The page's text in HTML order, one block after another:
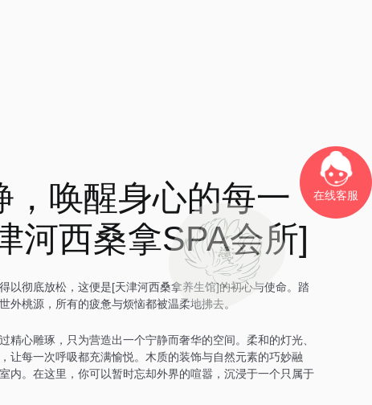
在线客服
，唤醒身心的每一
西桑拿SPA会所]
以彻底放松，这便是[天津河西桑拿养生馆]的初心与使命。踏
外桃源，所有的疲惫与烦恼都被温柔地拂去。
精心雕琢，只为营造出一个宁静而奢华的空间。柔和的灯光、
让每一次呼吸都充满愉悦。木质的装饰与自然元素的巧妙融
内。在这里，你可以暂时忘却外界的喧嚣，沉浸于一个只属于